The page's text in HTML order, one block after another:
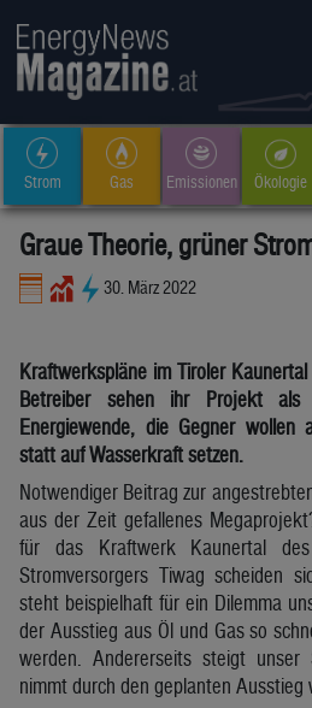
Strom Gas Emissionen Ökologie
Graue Theorie, grüner
30. März 2022
Kraftwerkspläne im Tiroler
Betreiber sehen ihr Projekt als
Energiewende, die Gegner wollen
statt auf Wasserkraft setzen.
Notwendiger Beitrag zur
aus der Zeit gefallenes
für das Kraftwerk Kaunertal des
Stromversorgers Tiwag scheiden
steht beispielhaft für ein Dilemma
der Ausstieg aus Öl und Gas so
werden. Andererseits steigt unser
nimmt durch den geplanten Ausstieg